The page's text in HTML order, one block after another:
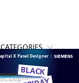
CATEGORIES